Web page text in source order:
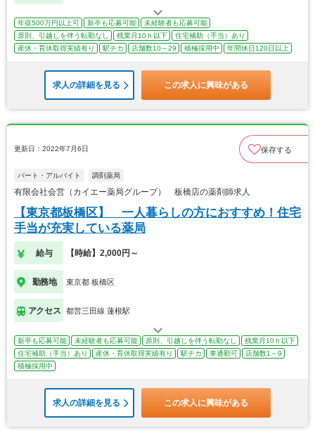
年収500万円以上可 新卒も応募可能
未経験者も応募可能
原則、引越しを伴う転勤なし
残業月10ｈ以下
住宅補助（手当）あり
産休・育休取得実績有り
駅チカ 店舗数10～29 積極採用中 年間休日120日以上
求人の詳細を見る この求人に興味がある
更新日：2022年7月6日 保存する
パート・アルバイト 調剤薬局
有限会社会営（カイエー薬局グループ） 板橋店の薬剤師求人
【東京都板橋区】 一人暮らしの方におすすめ！住宅
手当が充実している薬局
給与 【時給】2,000円～
勤務地 東京都 板橋区
アクセス 都営三田線 蓮根駅
新卒も応募可能 未経験者も応募可能 原則、引越しを伴う転勤なし
残業月10ｈ以下
住宅補助（手当）あり
産休・育休取得実績有り 駅チカ 車通勤可
店舗数1～9
積極採用中
求人の詳細を見る この求人に興味がある